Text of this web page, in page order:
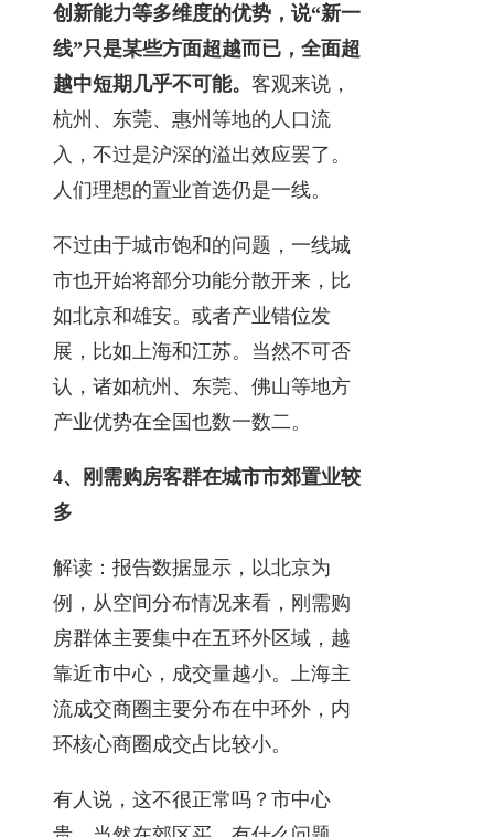
创新能力等多维度的优势，说“新一
线”只是某些方面超越而已，全面超
越中短期几乎不可能。 客观来说，
杭州、东莞、惠州等地的人口流
入，不过是沪深的溢出效应罢了。
人们理想的置业首选仍是一线。
不过由于城市饱和的问题，一线城
市也开始将部分功能分散开来，比
如北京和雄安。或者产业错位发
展，比如上海和江苏。当然不可否
认，诸如杭州、东莞、佛山等地方
产业优势在全国也数一数二。
4、刚需购房客群在城市市郊置业较
多
解读：报告数据显示，以北京为
例，从空间分布情况来看，刚需购
房群体主要集中在五环外区域，越
靠近市中心，成交量越小。上海主
流成交商圈主要分布在中环外，内
环核心商圈成交占比较小。
有人说，这不很正常吗？市中心